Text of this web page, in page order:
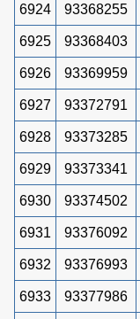
6924 93368255
6925 93368403
6926 93369959
6927 93372791
6928 93373285
6929 93373341
6930 93374502
6931 93376092
6932 93376993
6933 93377986